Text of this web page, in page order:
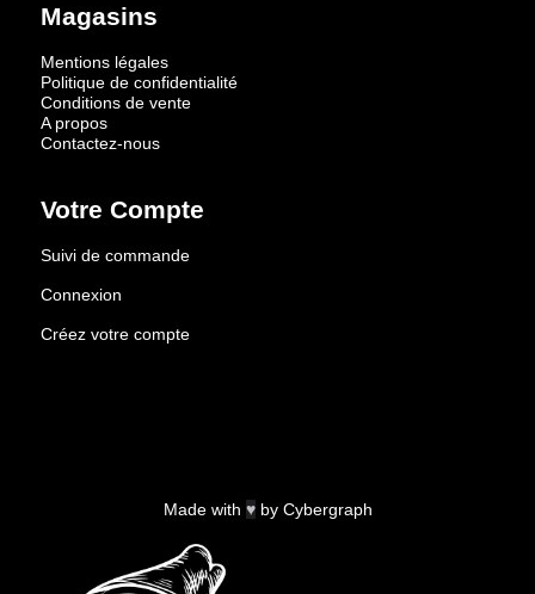
Magasins
Mentions légales
Politique de confidentialité
Conditions de vente
A propos
Contactez-nous
Votre Compte
Suivi de commande
Connexion
Créez votre compte
Made with ♥by Cybergraph